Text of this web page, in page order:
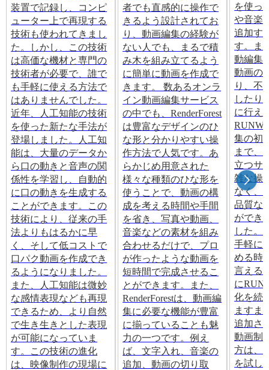
装置で記録し、コンピ
ューター上で再現する
技術も使われてきまし
た。しかし、この技術
は高価な機材と専門の
技術者が必要で、誰で
も手軽に使える方法で
はありませんでした。
近年、人工知能の技術
を使った新たな手法が
登場しました。人工知
能は、大量のデータか
ら口の動きと音声の関
係性を学習し、自動的
に口の動きを生成する
ことができます。この
技術により、従来の手
法よりもはるかに早
く、そして低コストで
口パク動画を作成でき
るようになりました。
また、人工知能は微妙
な感情表現なども再現
できるため、より自然
で生き生きとした表現
が可能になっていま
す。この技術の進化
は、映像制作の現場に
者でも直感的に操作で
きるよう設計されてお
り、動画編集の経験が
ない人でも、まるで積
み木を組み立てるよう
に簡単に動画を作成で
きます。 数あるオンラ
イン動画編集サービス
の中でも、RenderForest
は豊富なデザインのひ
な形と分かりやすい操
作方法で人気です。あ
らかじめ用意された
様々な種類のひな形を
使うことで、動画の構
成を考える時間や手間
を省き、写真や動画、
音楽などの素材を組み
合わせるだけで、プロ
が作ったような動画を
短時間で完成させるこ
とができます。また、
RenderForestは、動画編
集に必要な機能が豊富
に揃っていることも魅
力の一つです。例え
ば、文字入れ、音楽の
追加、動画の切り取
を使っ
や音楽
追加す
す。ま
動編集
動画の
り、不
したり
に行え
集の初
まで、
立つサ
雑な操
なく、
品質な
ができ
した。
手軽に
める時
言える
に
化を続
ますま
追加さ
動画制
方は、
を試し